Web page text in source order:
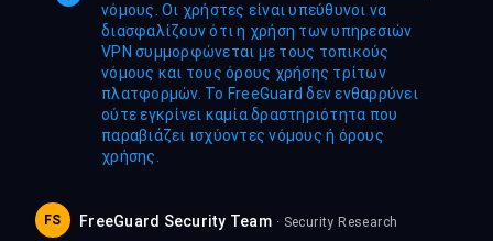
νόμους. Οι χρήστες είναι υπεύθυνοι να
διασφαλίζουν ότι η χρήση των υπηρεσιών
VPN συμμορφώνεται με τους τοπικούς
νόμους και τους όρους χρήσης τρίτων
πλατφορμών. Το FreeGuard δεν ενθαρρύνει
ούτε εγκρίνει καμία δραστηριότητα που
παραβιάζει ισχύοντες νόμους ή όρους
χρήσης.
FS FreeGuard Security Team · Security Research